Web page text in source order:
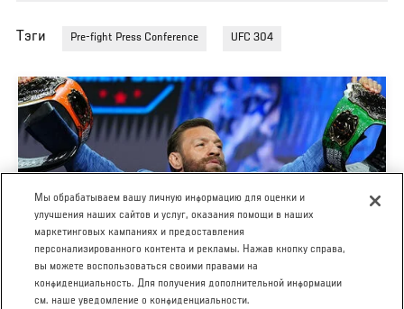
Тэги Pre-fight Press Conference UFC 304
UFC 329: МАКГРЕГОР VS ХОЛЛОУЭЙ - ПРЕСС-
КОНФЕРЕНЦИЯ
Мы обрабатываем вашу личную информацию для оценки и
улучшения наших сайтов и услуг, оказания помощи в наших
маркетинговых кампаниях и предоставления
персонализированного контента и рекламы. Нажав кнопку справа,
вы можете воспользоваться своими правами на
конфиденциальность. Для получения дополнительной информации
см. наше уведомление о конфиденциальности.